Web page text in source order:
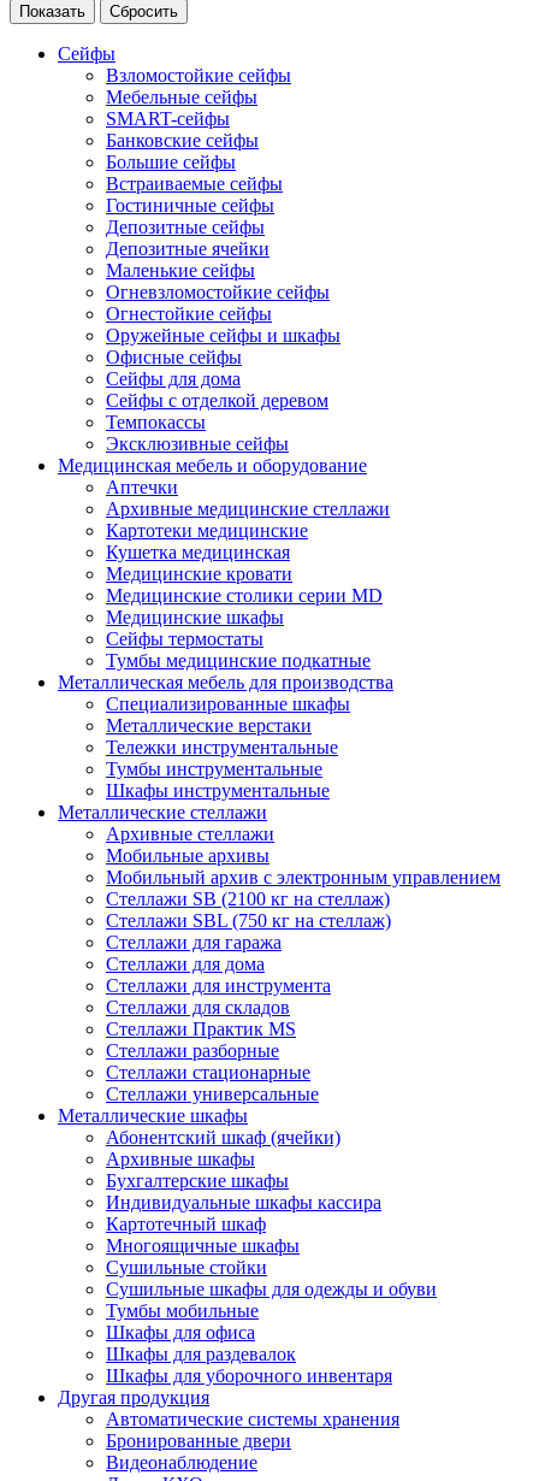
Сейфы
Взломостойкие сейфы
Мебельные сейфы
SMART-сейфы
Банковские сейфы
Большие сейфы
Встраиваемые сейфы
Гостиничные сейфы
Депозитные сейфы
Депозитные ячейки
Маленькие сейфы
Огневзломостойкие сейфы
Огнестойкие сейфы
Оружейные сейфы и шкафы
Офисные сейфы
Сейфы для дома
Сейфы с отделкой деревом
Темпокассы
Эксклюзивные сейфы
Медицинская мебель и оборудование
Аптечки
Архивные медицинские стеллажи
Картотеки медицинские
Кушетка медицинская
Медицинские кровати
Медицинские столики серии MD
Медицинские шкафы
Сейфы термостаты
Тумбы медицинские подкатные
Металлическая мебель для производства
Cпециализированные шкафы
Металлические верстаки
Тележки инструментальные
Тумбы инструментальные
Шкафы инструментальные
Металлические стеллажи
Архивные стеллажи
Мобильные архивы
Мобильный архив с электронным управлением
Стеллажи SB (2100 кг на стеллаж)
Стеллажи SBL (750 кг на стеллаж)
Стеллажи для гаража
Стеллажи для дома
Стеллажи для инструмента
Стеллажи для складов
Стеллажи Практик MS
Стеллажи разборные
Стеллажи стационарные
Стеллажи универсальные
Металлические шкафы
Абонентский шкаф (ячейки)
Архивные шкафы
Бухгалтерские шкафы
Индивидуальные шкафы кассира
Картотечный шкаф
Многоящичные шкафы
Сушильные стойки
Сушильные шкафы для одежды и обуви
Тумбы мобильные
Шкафы для офиса
Шкафы для раздевалок
Шкафы для уборочного инвентаря
Другая продукция
Автоматические системы хранения
Бронированные двери
Видеонаблюдение